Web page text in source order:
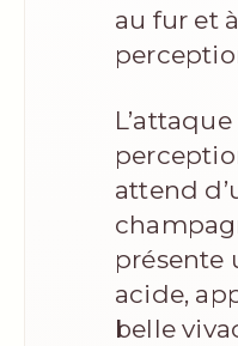
au fur et
attend
présente
acide,
belle